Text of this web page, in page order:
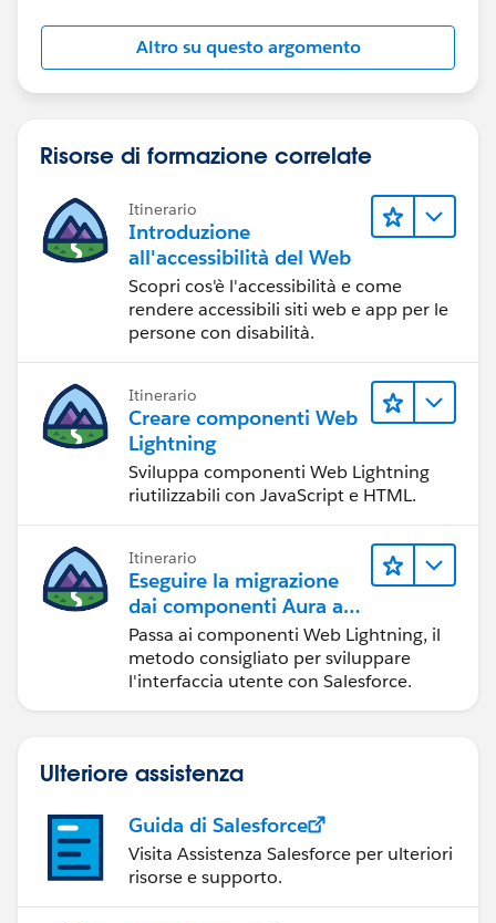
Altro su questo argomento
Risorse di formazione correlate
Itinerario
Introduzione
all'accessibilità del Web
Scopri cos'è l'accessibilità e come
rendere accessibili siti web e app per le
persone con disabilità.
Itinerario
Creare componenti Web
Lightning
Sviluppa componenti Web Lightning
riutilizzabili con JavaScript e HTML.
Itinerario
Eseguire la migrazione
dai componenti Aura ai
componenti Web
Lightning
Passa ai componenti Web Lightning, il
metodo consigliato per sviluppare
l'interfaccia utente con Salesforce.
Ulteriore assistenza
Guida di Salesforce
Visita Assistenza Salesforce per ulteriori
risorse e supporto.